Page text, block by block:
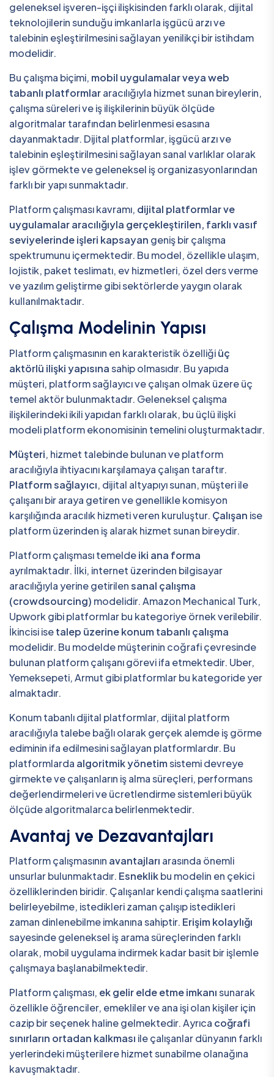
geleneksel işveren-işçi ilişkisinden farklı olarak, dijital
teknolojilerin sunduğu imkanlarla işgücü arzı ve
talebinin eşleştirilmesini sağlayan yenilikçi bir istihdam
modelidir.
Bu çalışma biçimi, mobil uygulamalar veya web
tabanlı platformlararacılığıyla hizmet sunan bireylerin,
çalışma süreleri ve iş ilişkilerinin büyük ölçüde
algoritmalar tarafından belirlenmesi esasına
dayanmaktadır. Dijital platformlar, işgücü arzı ve
talebinin eşleştirilmesini sağlayan sanal varlıklar olarak
işlev görmekte ve geleneksel iş organizasyonlarından
farklı bir yapı sunmaktadır.
Platform çalışması kavramı, dijital platformlar ve
uygulamalar aracılığıyla gerçekleştirilen, farklı vasıf
seviyelerinde işleri kapsayan geniş bir çalışma
spektrumunu içermektedir. Bu model, özellikle ulaşım,
lojistik, paket teslimatı, ev hizmetleri, özel ders verme
ve yazılım geliştirme gibi sektörlerde yaygın olarak
kullanılmaktadır.
Çalışma Modelinin Yapısı
Platform çalışmasının en karakteristik özelliğiüç
aktörlü ilişki yapısınasahip olmasıdır. Bu yapıda
müşteri, platform sağlayıcı ve çalışan olmak üzere üç
temel aktör bulunmaktadır. Geleneksel çalışma
ilişkilerindeki ikili yapıdan farklı olarak, bu üçlü ilişki
modeli platform ekonomisinin temelini oluşturmaktadır.
Müşteri, hizmet talebinde bulunan ve platform
aracılığıyla ihtiyacını karşılamaya çalışan taraftır.
Platform sağlayıcı, dijital altyapıyı sunan, müşteri ile
çalışanı bir araya getiren ve genellikle komisyon
karşılığında aracılık hizmeti veren kuruluştur. Çalışan ise
platform üzerinden iş alarak hizmet sunan bireydir.
Platform çalışması temeldeiki ana forma
ayrılmaktadır. İlki, internet üzerinden bilgisayar
aracılığıyla yerine getirilensanal çalışma
(crowdsourcing) modelidir. Amazon Mechanical Turk,
Upwork gibi platformlar bu kategoriye örnek verilebilir.
İkincisi isetalep üzerine konum tabanlı çalışma
modelidir. Bu modelde müşterinin coğrafi çevresinde
bulunan platform çalışanı görevi ifa etmektedir. Uber,
Yemeksepeti, Armut gibi platformlar bu kategoride yer
almaktadır.
Konum tabanlı dijital platformlar, dijital platform
aracılığıyla talebe bağlı olarak gerçek alemde iş görme
ediminin ifa edilmesini sağlayan platformlardır. Bu
platformlarda algoritmik yönetimsistemi devreye
girmekte ve çalışanların iş alma süreçleri, performans
değerlendirmeleri ve ücretlendirme sistemleri büyük
ölçüde algoritmalarca belirlenmektedir.
Avantaj ve Dezavantajları
Platform çalışmasının avantajları arasında önemli
unsurlar bulunmaktadır. Esneklikbu modelin en çekici
özelliklerinden biridir. Çalışanlar kendi çalışma saatlerini
belirleyebilme, istedikleri zaman çalışıp istedikleri
zaman dinlenebilme imkanına sahiptir. Erişim kolaylığı
sayesinde geleneksel iş arama süreçlerinden farklı
olarak, mobil uygulama indirmek kadar basit bir işlemle
çalışmaya başlanabilmektedir.
Platform çalışması, ek gelir elde etme imkanısunarak
özellikle öğrenciler, emekliler ve ana işi olan kişiler için
cazip bir seçenek haline gelmektedir. Ayrıca coğrafi
sınırların ortadan kalkması ile çalışanlar dünyanın farklı
yerlerindeki müşterilere hizmet sunabilme olanağına
kavuşmaktadır.